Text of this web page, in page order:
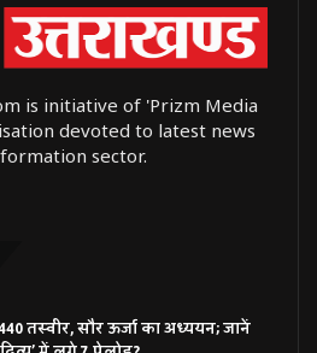
is initiative of 'Prizm Media
devoted to latest news
sector.
तस्वीर, सौर ऊर्जा का अध्ययन; जानें